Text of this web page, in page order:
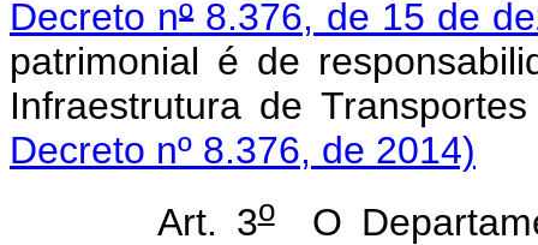
Decreto nº8.376, de 15 de
patrimonial é de
Infraestrutura de
Decreto nº 8.376, de 2014)
Art. 3oO